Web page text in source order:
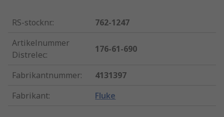
RS-stocknr.:
762-1247
Artikelnummer
Distrelec:
176-61-690
Fabrikantnummer:
4131397
Fabrikant: Fluke